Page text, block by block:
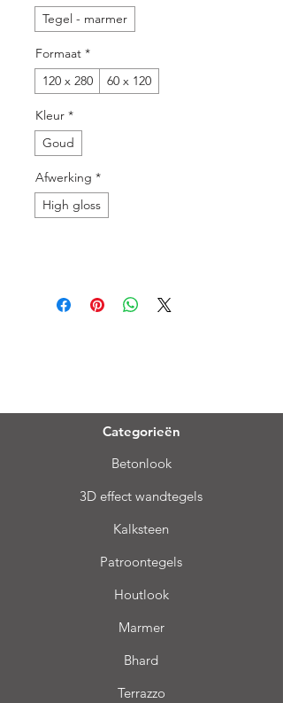
Tegel - marmer
Formaat *
120 x 280
60 x 120
Kleur *
Goud
Afwerking *
High gloss
Categorieën
Betonlook
3D effect wandtegels
Kalksteen
Patroontegels
Houtlook
Marmer
Bhard
Terrazzo